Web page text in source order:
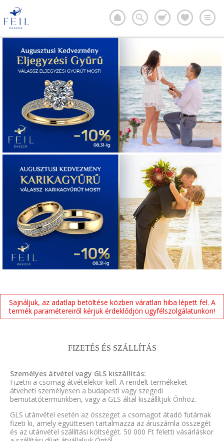
Sajnáljuk, az adatlap betöltése közben váratlan hiba lépett fel. A
termék paramétereiről kérjük érdeklődjön ügyfélszolgálatunkon!
FIZETÉS ÉS SZÁLLÍTÁS
Személyes átvétel vagy GLS kiszállítás:
Fizetni a csomag átvételekor kell. A rendelt termékeket
átveheti személyesen a budapesti vagy szegedi
bemutatótermünkben, vagy a GLS által kiszállítjuk Önhöz.
GLS utánvétel esetén az összeget a csomagot átadó futárnak
fizeti ki, amely együttesen tartalmazza az áruszámla összegét
és az utánvétel szállítási költségét. 50 000 Ft feletti vásárláskor